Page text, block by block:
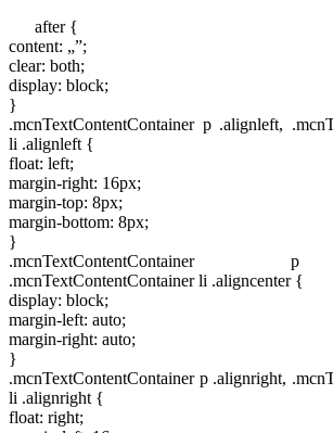
after {
content: „”;
clear: both;
display: block;
}
.mcnTextContentContainer p .alignleft,
li .alignleft {
float: left;
margin-right: 16px;
margin-top: 8px;
margin-bottom: 8px;
}
.mcnTextContentContainer
.mcnTextContentContainer li .aligncenter {
display: block;
margin-left: auto;
margin-right: auto;
}
.mcnTextContentContainer p .alignright,
li .alignright {
float: right;